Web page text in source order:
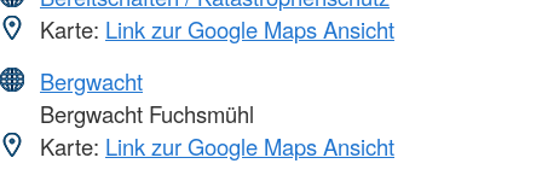
Karte: Link zur Google Maps Ansicht
Bergwacht
Bergwacht Fuchsmühl
Karte: Link zur Google Maps Ansicht